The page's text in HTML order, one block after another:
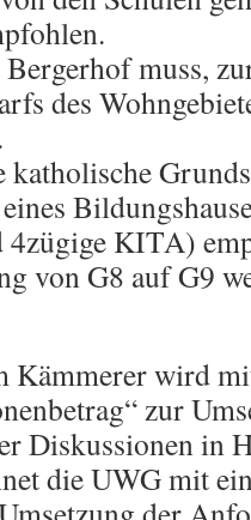
muss,
des
4zügige KITA)
von G8 auf G9
Kämmerer wird
zur
Diskussionen in
die UWG mit